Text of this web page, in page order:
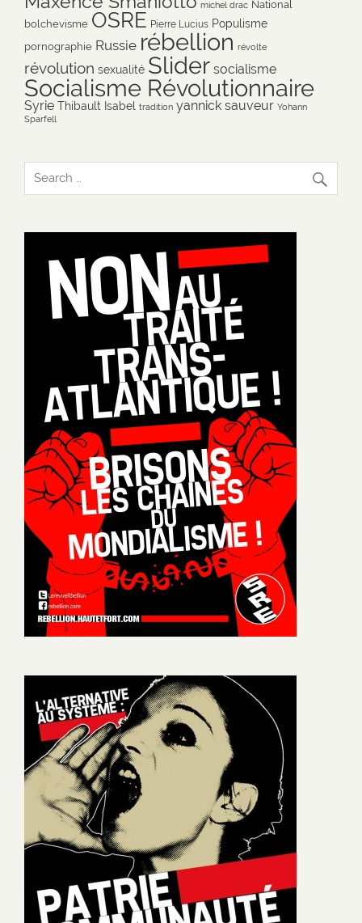
michel drac National
bolchevisme OSRE Pierre Lucius Populisme
pornographie Russie rébellion révolte
révolution sexualité Slider socialisme
Socialisme Révolutionnaire
Syrie Thibault Isabel tradition yannick sauveur Yohann
Sparfell